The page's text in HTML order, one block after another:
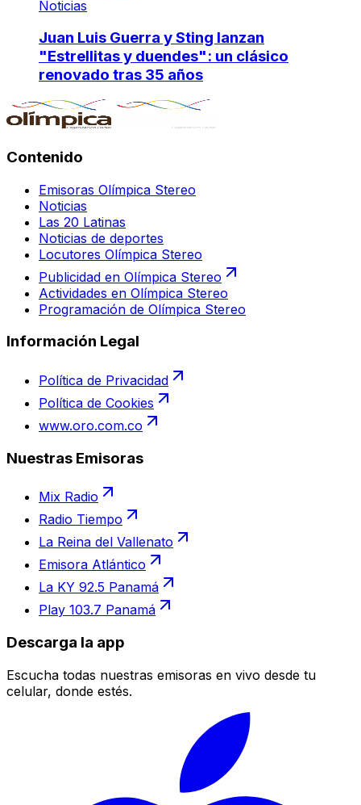
Noticias
Juan Luis Guerra y Sting lanzan
"Estrellitas y duendes": un clásico
renovado tras 35 años
Contenido
Emisoras Olímpica Stereo
Noticias
Las 20 Latinas
Noticias de deportes
Locutores Olímpica Stereo
Publicidad en Olímpica Stereo
Actividades en Olímpica Stereo
Programación de Olímpica Stereo
Información Legal
Política de Privacidad
Política de Cookies
www.oro.com.co
Nuestras Emisoras
Mix Radio
Radio Tiempo
La Reina del Vallenato
Emisora Atlántico
La KY 92.5 Panamá
Play 103.7 Panamá
Descarga la app
Escucha todas nuestras emisoras en vivo desde tu
celular, donde estés.